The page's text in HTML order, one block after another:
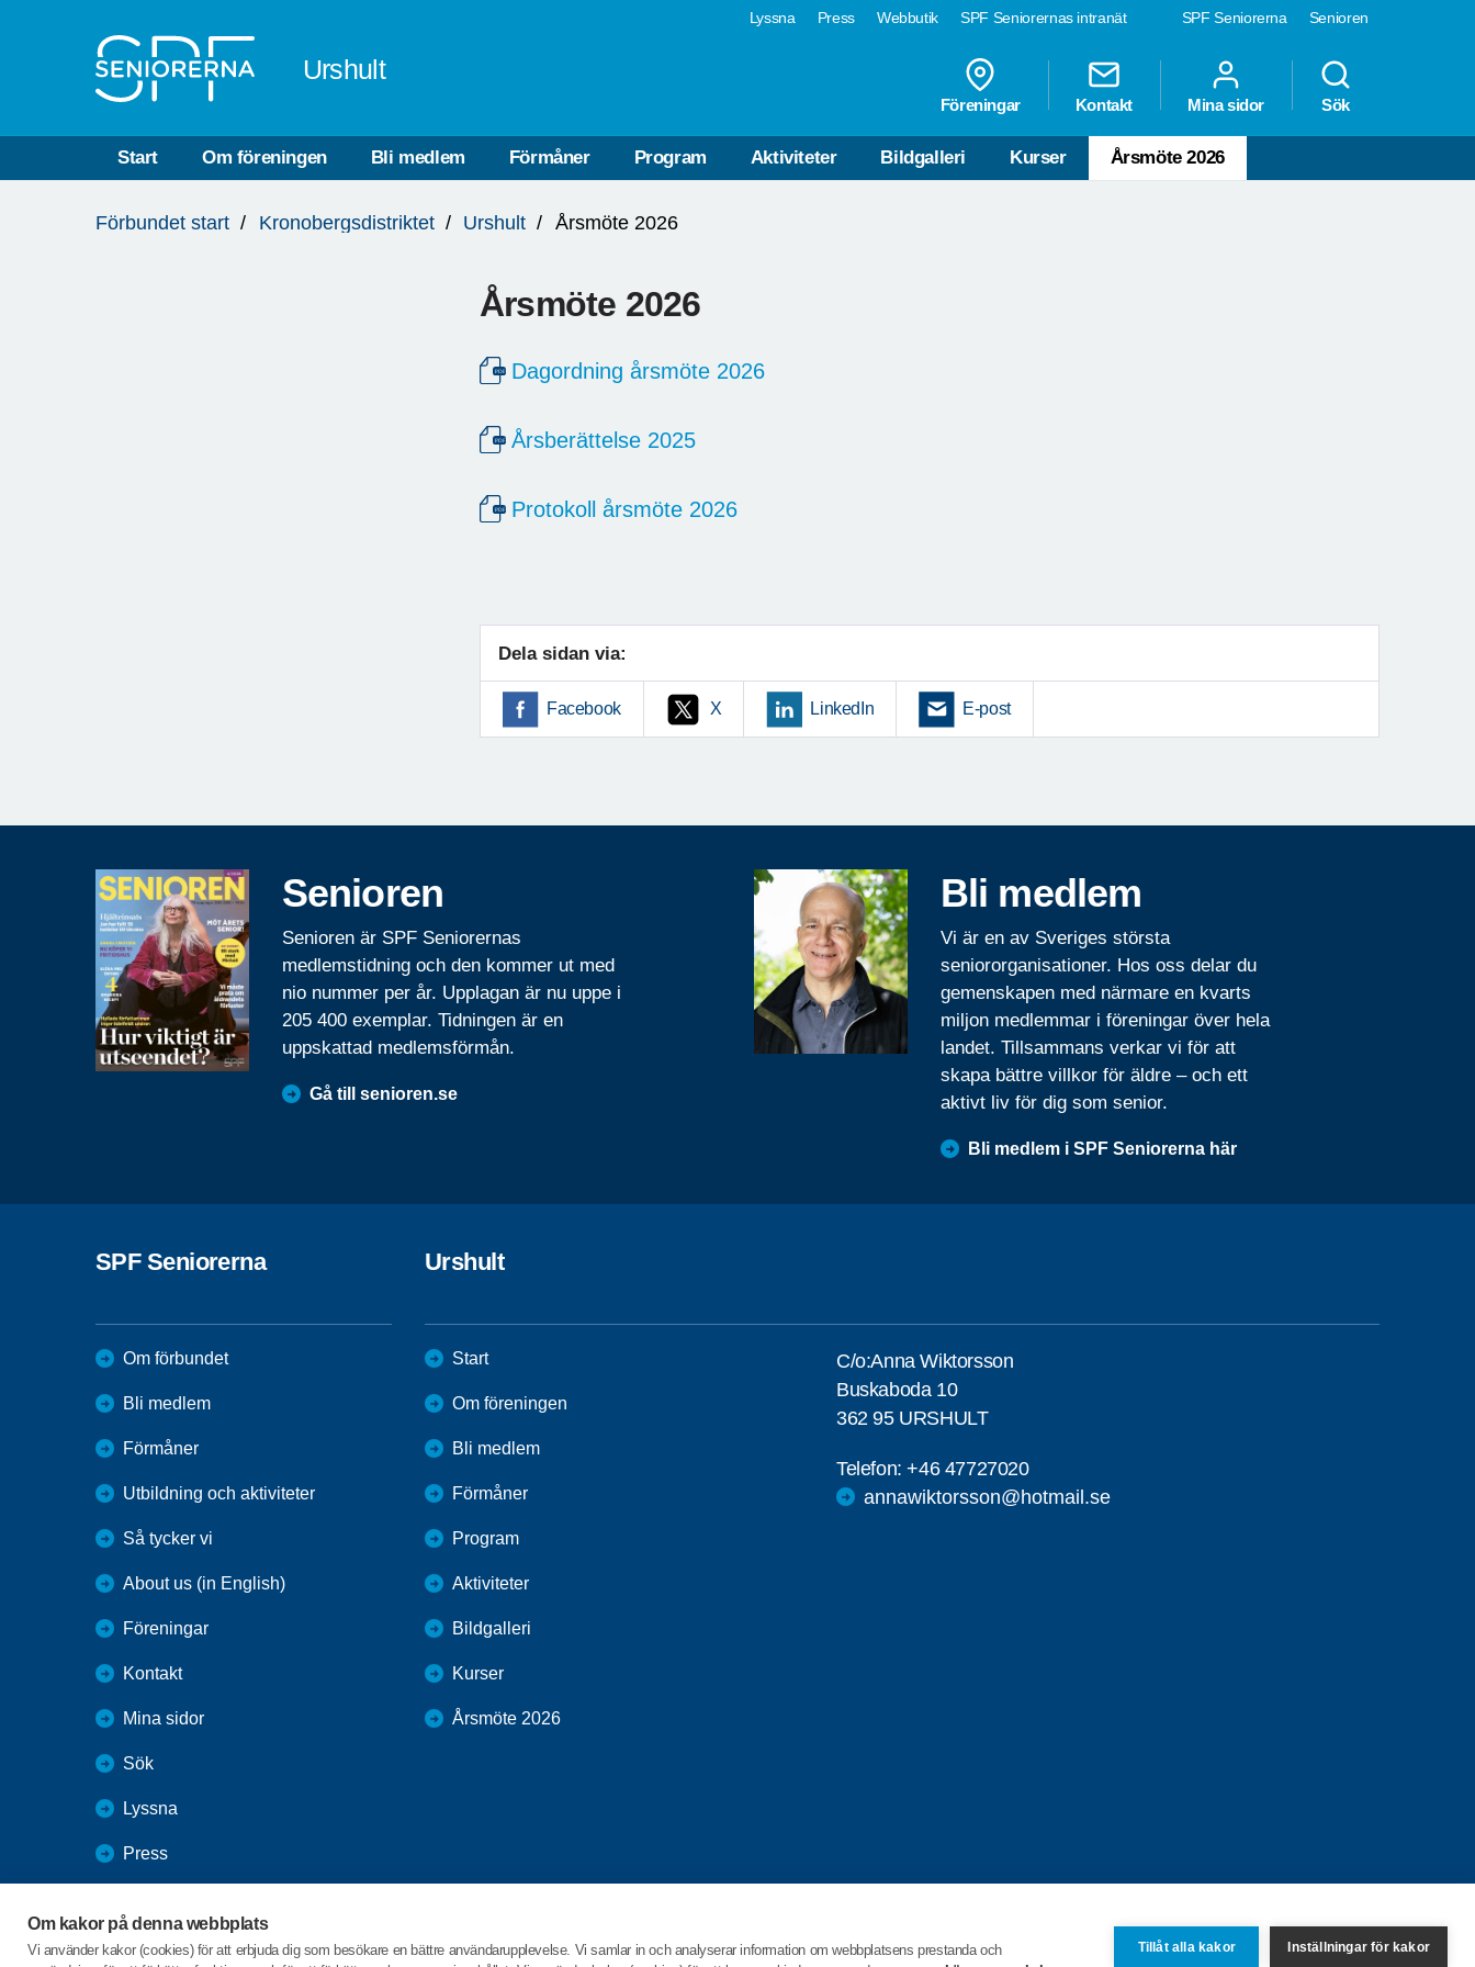
Om kakor på denna webbplats
Vi använder kakor (cookies) för att erbjuda dig som besökare en bättre användarupplevelse. Vi samlar in och analyserar information om webbplatsens prestanda och
Tillåt alla kakor Inställningar för kakor
SPF Seniorerna Senioren
Lyssna Press Webbutik SPF Seniorernas intranät
Urshult
Föreningar Kontakt Mina sidor Sök
Start Om föreningen Bli medlem Förmåner Program Aktiviteter Bildgalleri Kurser Årsmöte 2026
är
Förbundet start Kronobergsdistriktet Urshult Årsmöte 2026
Årsmöte 2026
Dagordning årsmöte 2026
Årsberättelse 2025
Protokoll årsmöte 2026
Dela sidan via:
Facebook X LinkedIn E-post
Senioren
Senioren är SPF Seniorernas
medlemstidning och den kommer ut med
nio nummer per år. Upplagan är nu uppe i
205 400 exemplar. Tidningen är en
uppskattad medlemsförmån.
Gå till senioren.se
Bli medlem
Vi är en av Sveriges största
seniororganisationer. Hos oss delar du
gemenskapen med närmare en kvarts
miljon medlemmar i föreningar över hela
landet. Tillsammans verkar vi för att
skapa bättre villkor för äldre – och ett
aktivt liv för dig som senior.
Bli medlem i SPF Seniorerna här
SPF Seniorerna
Om förbundet
Bli medlem
Förmåner
Utbildning och aktiviteter
Så tycker vi
About us (in English)
Föreningar
Kontakt
Mina sidor
Sök
Lyssna
Press
SPF Seniorernas intranät
Urshult
Start
Om föreningen
Bli medlem
Förmåner
Program
Aktiviteter
Bildgalleri
Kurser
Årsmöte 2026
C/o:Anna Wiktorsson
Buskaboda 10
362 95 URSHULT
Telefon:+46 47727020
annawiktorsson@hotmail.se